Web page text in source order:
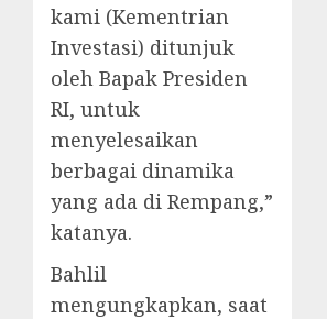
kami (Kementrian
Investasi) ditunjuk
oleh Bapak Presiden
RI, untuk
menyelesaikan
berbagai dinamika
yang ada di Rempang,”
katanya.
Bahlil
mengungkapkan, saat